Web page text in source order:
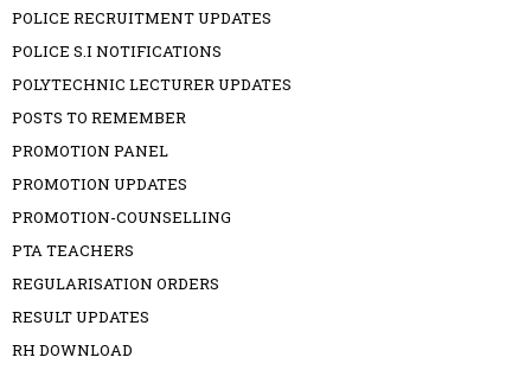
POLICE RECRUITMENT UPDATES
POLICE S.I NOTIFICATIONS
POLYTECHNIC LECTURER UPDATES
POSTS TO REMEMBER
PROMOTION PANEL
PROMOTION UPDATES
PROMOTION-COUNSELLING
PTA TEACHERS
REGULARISATION ORDERS
RESULT UPDATES
RH DOWNLOAD